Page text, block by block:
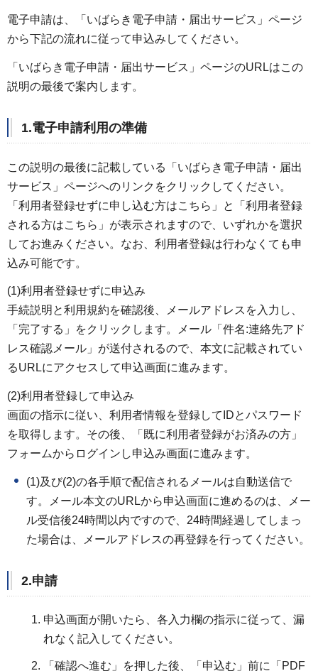
電子申請は、「いばらき電子申請・届出サービス」ページ
から下記の流れに従って申込みしてください。
「いばらき電子申請・届出サービス」ページのURLはこの
説明の最後で案内します。
1.電子申請利用の準備
この説明の最後に記載している「いばらき電子申請・届出
サービス」ページへのリンクをクリックしてください。
「利用者登録せずに申し込む方はこちら」と「利用者登録
される方はこちら」が表示されますので、いずれかを選択
してお進みください。なお、利用者登録は行わなくても申
込み可能です。
(1)利用者登録せずに申込み
手続説明と利用規約を確認後、メールアドレスを入力し、
「完了する」をクリックします。メール「件名:連絡先アド
レス確認メール」が送付されるので、本文に記載されてい
るURLにアクセスして申込画面に進みます。
(2)利用者登録して申込み
画面の指示に従い、利用者情報を登録してIDとパスワード
を取得します。その後、「既に利用者登録がお済みの方」
フォームからログインし申込み画面に進みます。
(1)及び(2)の各手順で配信されるメールは自動送信で
す。メール本文のURLから申込画面に進めるのは、メー
ル受信後24時間以内ですので、24時間経過してしまっ
た場合は、メールアドレスの再登録を行ってください。
2.申請
申込画面が開いたら、各入力欄の指示に従って、漏
れなく記入してください。
「確認へ進む」を押した後、「申込む」前に「PDF